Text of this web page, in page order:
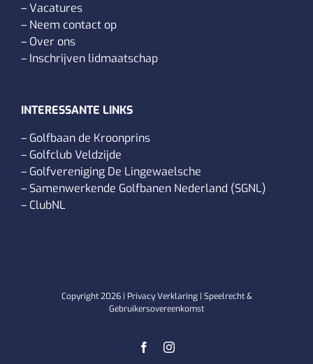
–Vacatures
– Neem contact op
– Over ons
– Inschrijven lidmaatschap
INTERESSANTE LINKS
– Golfbaan de Kroonprins
– Golfclub Veldzijde
– Golfvereniging De Lingewaelsche
– Samenwerkende Golfbanen Nederland (SGNL)
– ClubNL
Copyright2026 | Privacy Verklaring| Speelrecht &
Gebruikersovereenkomst
FacebookInstagram